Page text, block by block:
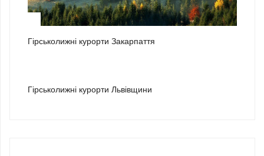
Гірськолижні курорти Закарпаття
Гірськолижні курорти Львівщини